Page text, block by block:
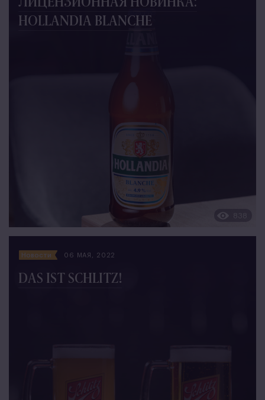
HOLLANDIA BLANCHE
Новости 06 МАЯ, 2022
DAS IST SCHLITZ!